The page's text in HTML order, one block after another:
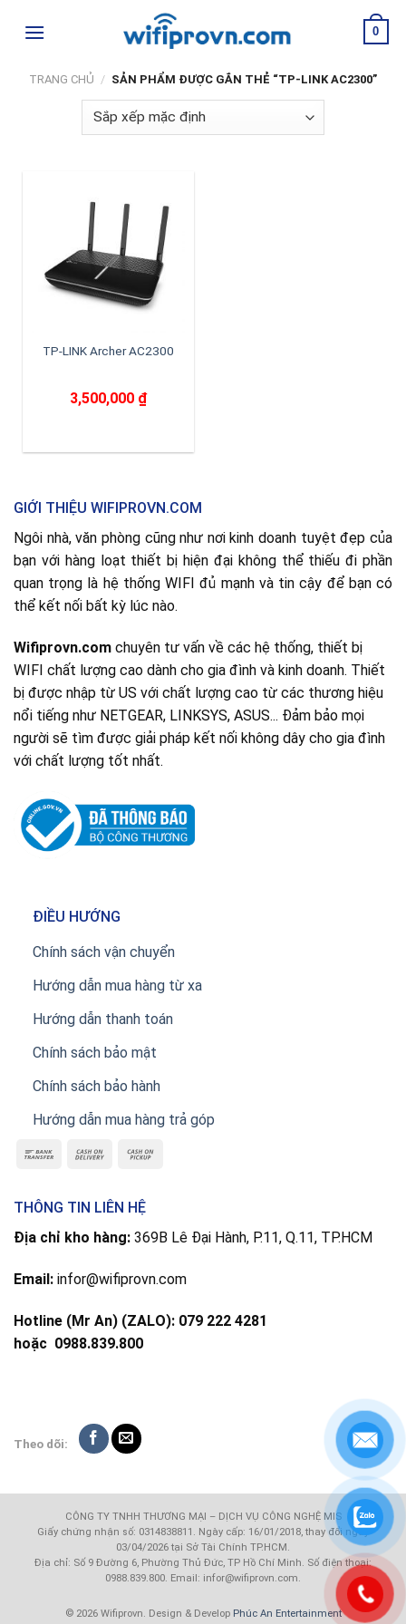
0
TRANG CHỦ / SẢN PHẨM ĐƯỢC GẮN THẺ “TP-LINK AC2300”
TP-LINK Archer AC2300
3,500,000 ₫
GIỚI THIỆU WIFIPROVN.COM
Ngôi nhà, văn phòng cũng như nơi kinh doanh tuyệt đẹp của
bạn với hàng loạt thiết bị hiện đại không thể thiếu đi phần
quan trọng là hệ thống WIFI đủ mạnh và tin cậy để bạn có
thể kết nối bất kỳ lúc nào.
Wifiprovn.com chuyên tư vấn về các hệ thống, thiết bị
WIFI chất lượng cao dành cho gia đình và kinh doanh. Thiết
bị được nhập từ US với chất lượng cao từ các thương hiệu
nổi tiếng như NETGEAR, LINKSYS, ASUS... Đảm bảo mọi
người sẽ tìm được giải pháp kết nối không dây cho gia đình
với chất lượng tốt nhất.
ĐIỀU HƯỚNG
Chính sách vận chuyển
Hướng dẫn mua hàng từ xa
Hướng dẫn thanh toán
Chính sách bảo mật
Chính sách bảo hành
Hướng dẫn mua hàng trả góp
THÔNG TIN LIÊN HỆ
Địa chỉ kho hàng: 369B Lê Đại Hành, P.11, Q.11, TP.HCM
Email: infor@wifiprovn.com
Hotline (Mr An) (ZALO): 079 222 4281
hoặc 0988.839.800
Theo dõi:
CÔNG TY TNHH THƯƠNG MẠI – DỊCH VỤ CÔNG NGHỆ MIS
Giấy chứng nhận số: 0314838811. Ngày cấp: 16/01/2018, thay đổi ngày
03/04/2026 tại Sở Tài Chính TP.HCM.
Địa chỉ: Số 9 Đường 6, Phường Thủ Đức, TP Hồ Chí Minh. Số điện thoại:
0988.839.800. Email: infor@wifiprovn.com.
© 2026 Wifiprovn. Design & Develop Phúc An Entertainment